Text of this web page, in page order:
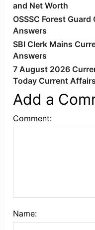
and Net Worth
OSSSC Forest
Answers
SBI Clerk Mains
Answers
7 August 2026
Today Current
Add a
Comment:
Name: